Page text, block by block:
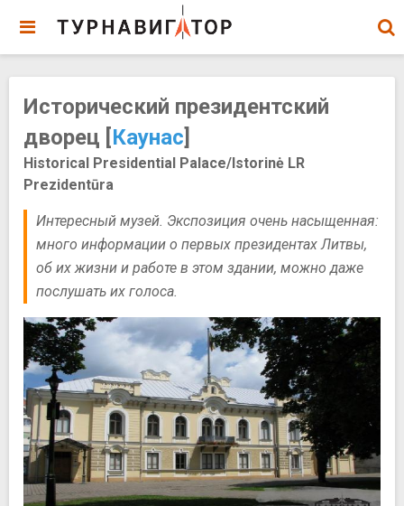
Исторический президентский
дворец [Каунас]
Historical Presidential Palace/Istorinė LR
Prezidentūra
Интересный музей. Экспозиция очень насыщенная:
много информации о первых президентах Литвы,
об их жизни и работе в этом здании, можно даже
послушать их голоса.